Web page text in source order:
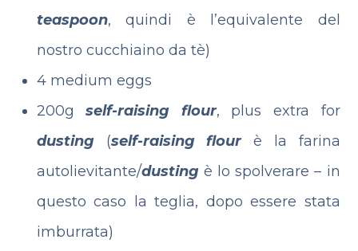
teaspoon, quindi è l’equivalente del
nostro cucchiaino da tè)
4 medium eggs
200gself-raising flour, plus extra for
dusting(self-raising flourè la farina
autolievitante/dustingè lo spolverare – in
questo caso la teglia, dopo essere stata
imburrata)